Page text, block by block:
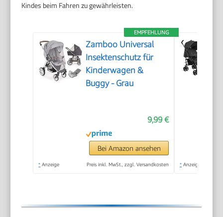
Kindes beim Fahren zu gewährleisten.
EMPFEHLUNG
Zamboo Universal
Insektenschutz für
Kinderwagen &
Buggy - Grau
9,99 €
Bei Amazon ansehen
* Anzeige Preis inkl. MwSt., zzgl. Versandkosten * Anzeige